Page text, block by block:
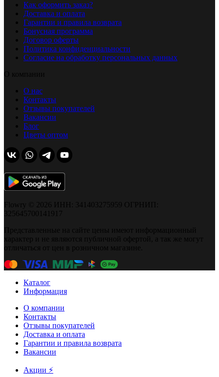
Как оформить заказ?
Доставка и оплата
Гарантии и правила возврата
Бонусная программа
Договор оферты
Политика конфиденциальности
Согласие на обработку персональных данных
О компании
О нас
Контакты
Отзывы покупателей
Вакансии
Блог
Цветы оптом
Flowry © 2026 ИНН: 341403275959 ОГРНИП:
325645700141917
Представленные на сайте цены имеют информационный
характер и не являются публичной офертой, а так же могут
отличаться от цен в розничном магазине.
Каталог
Информация
О компании
Контакты
Отзывы покупателей
Доставка и оплата
Гарантии и правила возврата
Вакансии
Акции ⚡️